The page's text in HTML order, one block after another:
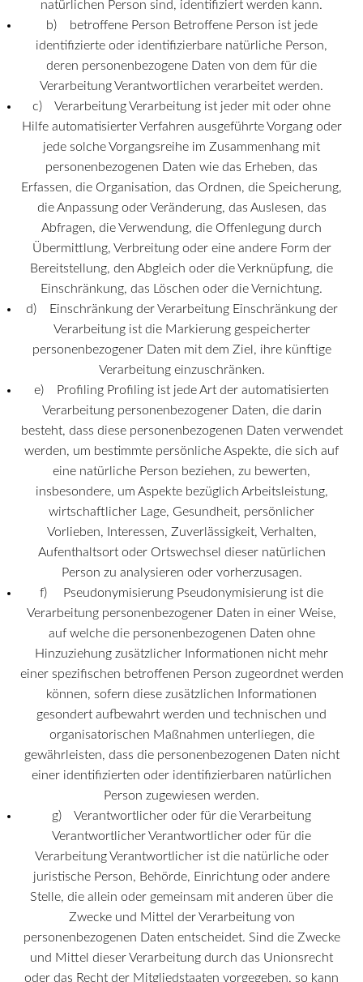
natürlichen Person sind, identifiziert werden kann.
b) betroffene Person Betroffene Person ist jede
identifizierte oder identifizierbare natürliche Person,
deren personenbezogene Daten von dem für die
Verarbeitung Verantwortlichen verarbeitet werden.
c) Verarbeitung Verarbeitung ist jeder mit oder ohne
Hilfe automatisierter Verfahren ausgeführte Vorgang oder
jede solche Vorgangsreihe im Zusammenhang mit
personenbezogenen Daten wie das Erheben, das
Erfassen, die Organisation, das Ordnen, die Speicherung,
die Anpassung oder Veränderung, das Auslesen, das
Abfragen, die Verwendung, die Offenlegung durch
Übermittlung, Verbreitung oder eine andere Form der
Bereitstellung, den Abgleich oder die Verknüpfung, die
Einschränkung, das Löschen oder die Vernichtung.
d) Einschränkung der Verarbeitung Einschränkung der
Verarbeitung ist die Markierung gespeicherter
personenbezogener Daten mit dem Ziel, ihre künftige
Verarbeitung einzuschränken.
e) Profiling Profiling ist jede Art der automatisierten
Verarbeitung personenbezogener Daten, die darin
besteht, dass diese personenbezogenen Daten verwendet
werden, um bestimmte persönliche Aspekte, die sich auf
eine natürliche Person beziehen, zu bewerten,
insbesondere, um Aspekte bezüglich Arbeitsleistung,
wirtschaftlicher Lage, Gesundheit, persönlicher
Vorlieben, Interessen, Zuverlässigkeit, Verhalten,
Aufenthaltsort oder Ortswechsel dieser natürlichen
Person zu analysieren oder vorherzusagen.
f) Pseudonymisierung Pseudonymisierung ist die
Verarbeitung personenbezogener Daten in einer Weise,
auf welche die personenbezogenen Daten ohne
Hinzuziehung zusätzlicher Informationen nicht mehr
einer spezifischen betroffenen Person zugeordnet werden
können, sofern diese zusätzlichen Informationen
gesondert aufbewahrt werden und technischen und
organisatorischen Maßnahmen unterliegen, die
gewährleisten, dass die personenbezogenen Daten nicht
einer identifizierten oder identifizierbaren natürlichen
Person zugewiesen werden.
g) Verantwortlicher oder für die Verarbeitung
Verantwortlicher Verantwortlicher oder für die
Verarbeitung Verantwortlicher ist die natürliche oder
juristische Person, Behörde, Einrichtung oder andere
Stelle, die allein oder gemeinsam mit anderen über die
Zwecke und Mittel der Verarbeitung von
personenbezogenen Daten entscheidet. Sind die Zwecke
und Mittel dieser Verarbeitung durch das Unionsrecht
oder das Recht der Mitgliedstaaten vorgegeben, so kann